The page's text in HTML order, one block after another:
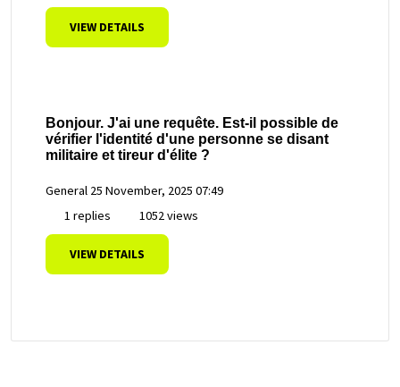
VIEW DETAILS
Bonjour. J'ai une requête. Est-il possible de
vérifier l'identité d'une personne se disant
militaire et tireur d'élite ?
General 25 November, 2025 07:49
1 replies
1052 views
VIEW DETAILS